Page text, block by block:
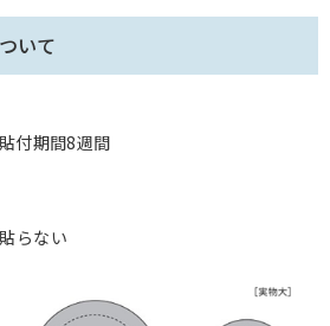
いて
付期間8週間
らない